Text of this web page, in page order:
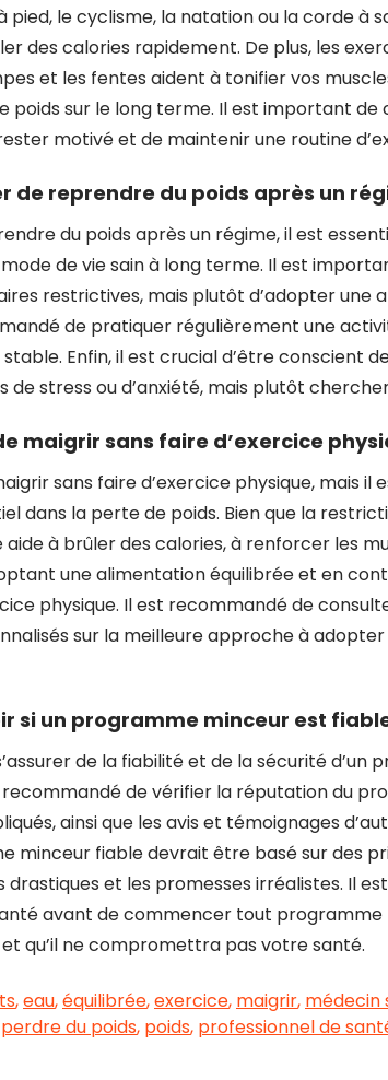
pied, le cyclisme, la natation ou la corde
des calories rapidement. De plus, les
et les fentes aident à tonifier vos
poids sur le long terme. Il est important de
motivé et de maintenir une routine
de reprendre du poids après un
du poids après un régime, il est
de vie sain à long terme. Il est
restrictives, mais plutôt d’adopter une
de pratiquer régulièrement une
Enfin, il est crucial d’être conscient
de stress ou d’anxiété, mais plutôt
maigrir sans faire d’exercice
sans faire d’exercice physique, mais
dans la perte de poids. Bien que la
aide à brûler des calories, à renforcer les
une alimentation équilibrée et en
physique. Il est recommandé de
sur la meilleure approche à
si un programme minceur est
de la fiabilité et de la sécurité d’un
recommandé de vérifier la réputation du
ainsi que les avis et témoignages
minceur fiable devrait être basé sur des
drastiques et les promesses irréalistes. Il
avant de commencer tout programme
et qu’il ne compromettra pas votre santé.
,eau,équilibrée,exercice, maigrir, médecin
perdre du poids, poids, professionnel de